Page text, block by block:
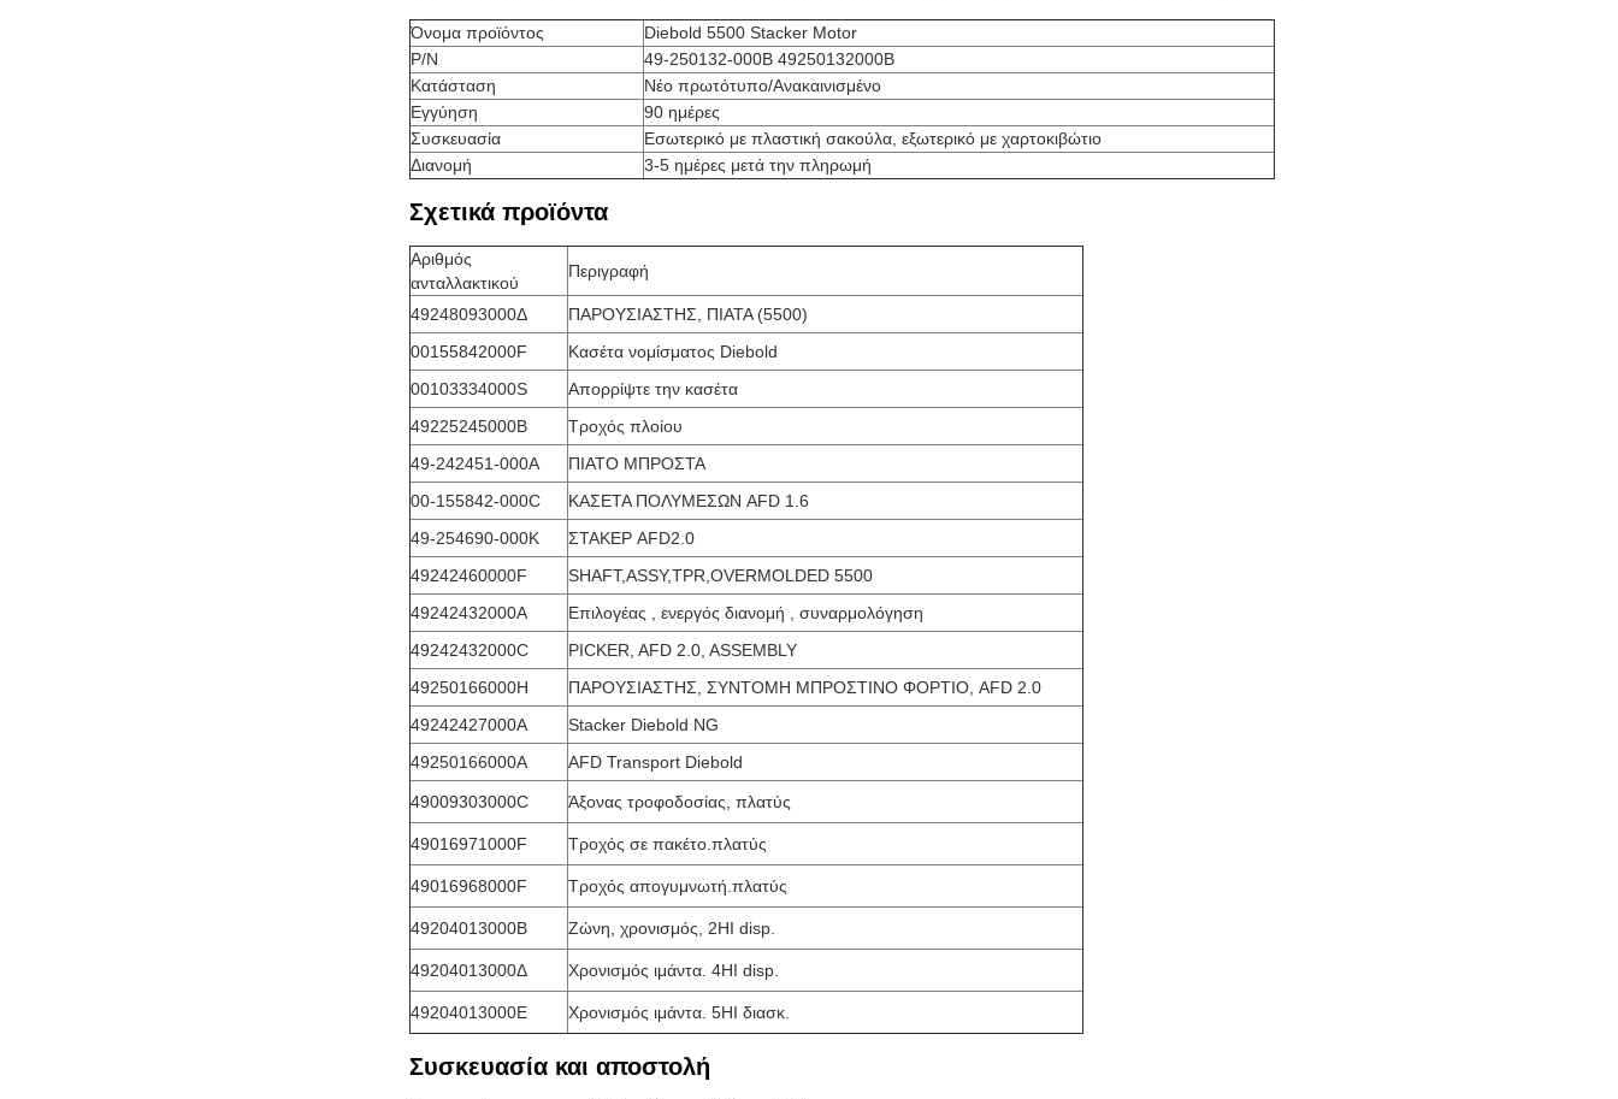
Όνομα προϊόντος
Diebold 5500 Stacker Motor
P/N
49-250132-000B 49250132000B
Κατάσταση
Νέο πρωτότυπο/Ανακαινισμένο
Εγγύηση
90 ημέρες
Συσκευασία
Εσωτερικό με πλαστική σακούλα, εξωτερικό με χαρτοκιβώτιο
Διανομή
3-5 ημέρες μετά την πληρωμή
Σχετικά προϊόντα
Αριθμός
ανταλλακτικού
Περιγραφή
49248093000Δ
ΠΑΡΟΥΣΙΑΣΤΗΣ, ΠΙΑΤΑ (5500)
00155842000F
Κασέτα νομίσματος Diebold
00103334000S
Απορρίψτε την κασέτα
49225245000Β
Τροχός πλοίου
49-242451-000Α
ΠΙΑΤΟ ΜΠΡΟΣΤΑ
00-155842-000C
ΚΑΣΕΤΑ ΠΟΛΥΜΕΣΩΝ AFD 1.6
49-254690-000K
ΣΤΑΚΕΡ AFD2.0
49242460000F
SHAFT,ASSY,TPR,OVERMOLDED 5500
49242432000Α
Επιλογέας , ενεργός διανομή , συναρμολόγηση
49242432000C
PICKER, AFD 2.0, ASSEMBLY
49250166000Η
ΠΑΡΟΥΣΙΑΣΤΗΣ, ΣΥΝΤΟΜΗ ΜΠΡΟΣΤΙΝΟ ΦΟΡΤΙΟ, AFD 2.0
49242427000Α
Stacker Diebold NG
49250166000Α
AFD Transport Diebold
49009303000C Άξονας τροφοδοσίας, πλατύς
49016971000F Τροχός σε πακέτο.πλατύς
49016968000F Τροχός απογυμνωτή.πλατύς
49204013000Β Ζώνη, χρονισμός, 2HI disp.
49204013000Δ Χρονισμός ιμάντα. 4HI disp.
49204013000Ε Χρονισμός ιμάντα. 5HI διασκ.
Συσκευασία και αποστολή